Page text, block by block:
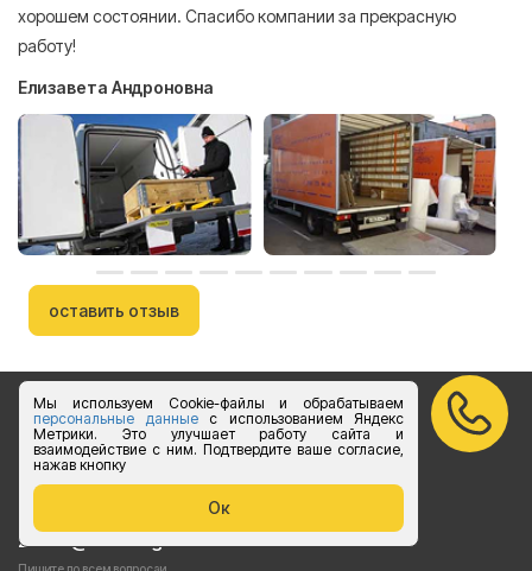
Мы используем Cookie-файлы и обрабатываем
персональные данныес использованием Яндекс
Метрики. Это улучшает работу сайта и
взаимодействие с ним. Подтвердите ваше согласие,
нажав кнопку
Ок
хорошем состоянии. Спасибо компании за прекрасную
работу!
Елизавета Андроновна
оставить отзыв
Бесплатный звонок по России
vk.com/foruslogistics
zakaz@foruslogistics.ru